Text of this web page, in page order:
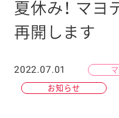
夏休み！ マヨ
再開します
2022.07.01
お知らせ